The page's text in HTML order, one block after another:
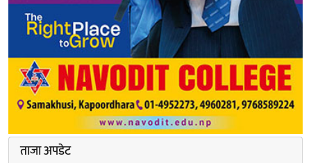
ताजा अपडेट